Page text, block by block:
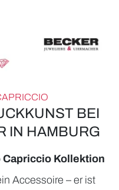
BEI
IN HAMBURG
Capriccio Kollektion
Accessoire – er ist